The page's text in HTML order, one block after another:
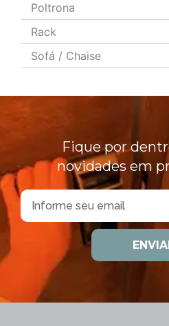
Poltrona
Rack
Sofá / Chaise
Fique por
novidades em